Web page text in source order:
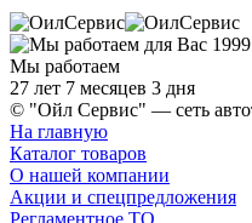
Мы работаем
27 лет 7 месяцев 3 дня
© "Ойл Сервис" — сеть
На главную
Каталог товаров
О нашей компании
Акции и спецпредложения